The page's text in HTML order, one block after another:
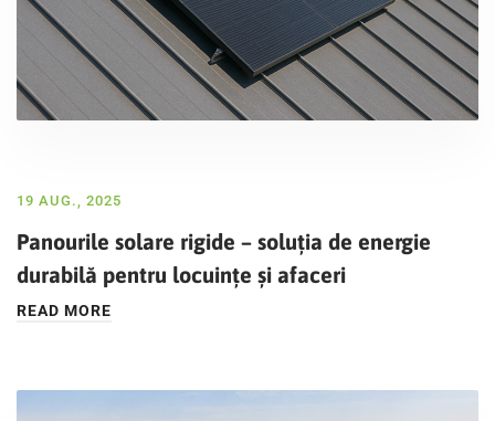
19 AUG., 2025
Panourile solare rigide – soluția de energie
durabilă pentru locuințe și afaceri
READ MORE